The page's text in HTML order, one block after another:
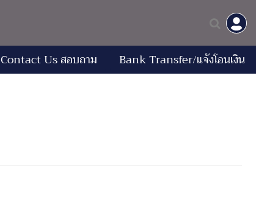
Contact Us สอบถาม Bank Transfer/แจ้งโอนเงิน